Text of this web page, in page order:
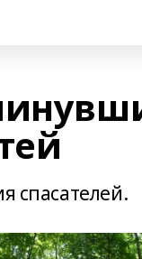
спасателей.